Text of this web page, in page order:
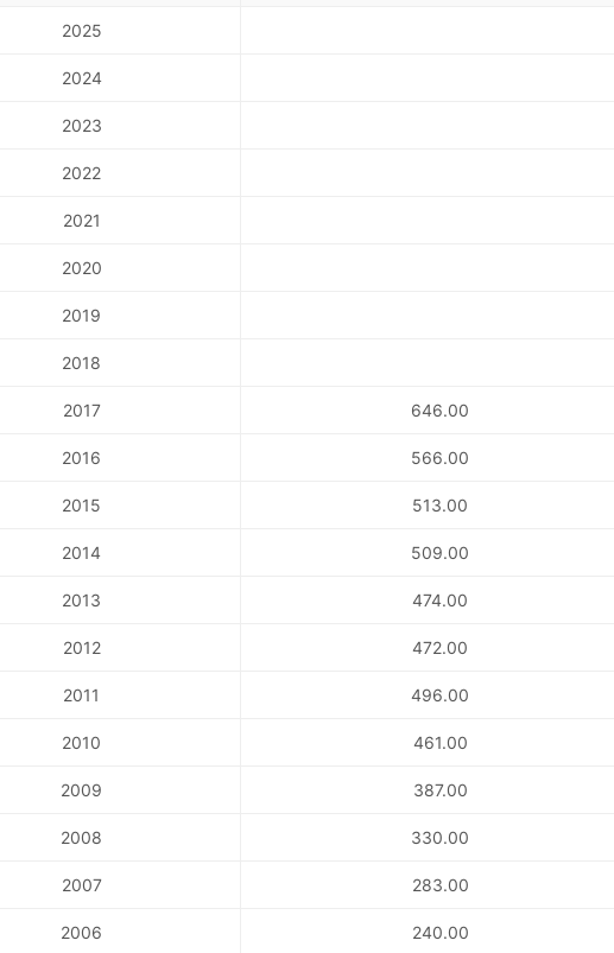
2025
2024
2023
2022
2021
2020
2019
2018
2017 646.00
2016 566.00
2015 513.00
2014 509.00
2013 474.00
2012 472.00
2011 496.00
2010 461.00
2009 387.00
2008 330.00
2007 283.00
2006 240.00